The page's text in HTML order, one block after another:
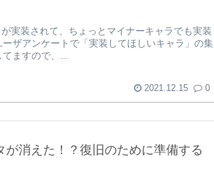
実装されて、ちょっとマイナーキャラでも実装
ザアンケートで「実装してほしいキャラ」の集
ますので、...
2021.12.15 0
が消えた！？復旧のために準備する